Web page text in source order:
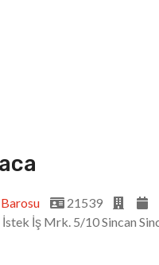
21539
İş Mrk. 5/10 Sincan